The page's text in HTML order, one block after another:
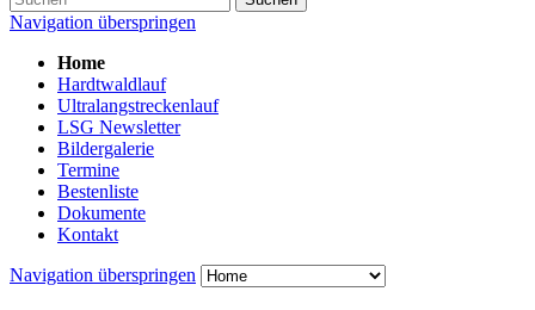
Navigation überspringen
Home
Hardtwaldlauf
Ultralangstreckenlauf
LSG Newsletter
Bildergalerie
Termine
Bestenliste
Dokumente
Kontakt
Navigation überspringen